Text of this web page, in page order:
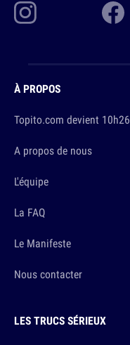
À PROPOS
Topito.com devient 10h26
A propos de nous
L'équipe
La FAQ
Le Manifeste
Nous contacter
LES TRUCS SÉRIEUX